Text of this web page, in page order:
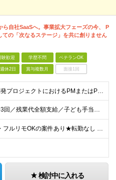
）／その他マネジメン
ら自社SaaSへ。事業拡大フェーズの今、 P
ての「次なるステージ」を共に創りません
験歓迎 学歴不問 ベテランOK
休2日 賞与複数月 面接1回
■システム開発プロジェクトにおけるPMまたはPL経験（目安：2～3年以上） ■開発工程全般（要件定義〜リリース）への理解 ■クライアント折衝・チームマネジメントの経験 ※学歴不問 【このような方をお
★賞与年2〜3回／残業代全額支給／子ども手当（月1万円）／誕生日手当（年1回1万円）★ ＜初年度の想定年収:600万円～800万円＞ 月給50万7000円～70万4000円＋賞与年2回＋決算賞与 ※
★リモート・フルリモOKの案件あり★転勤なし 東京都内及び都内近郊（神奈川、千葉、埼玉）のプロジェクト先 ※勤務地はご希望を考慮の上決定 本社：東京都豊島区東池袋1-25-6 PMO池袋11階 ※
検討中に入れる